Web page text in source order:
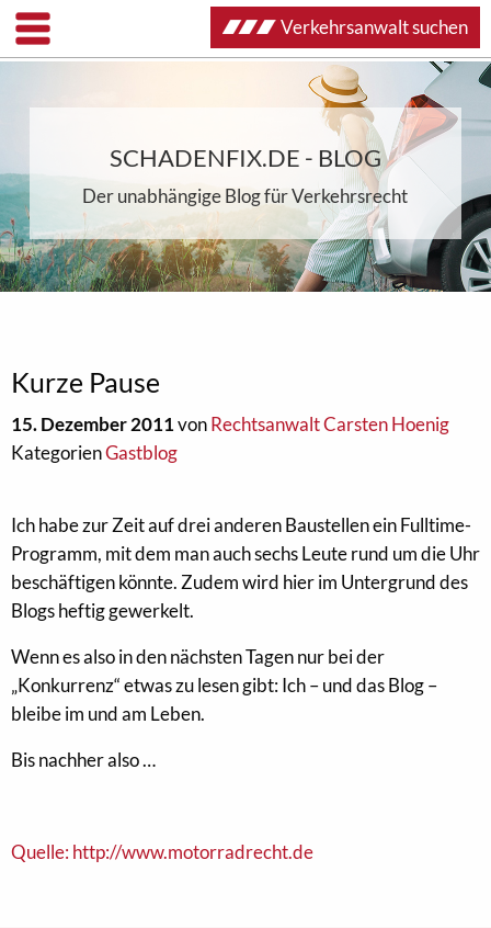
SCHADENFIX.DE - BLOG
Der unabhängige Blog für Verkehrsrecht
Kurze Pause
15. Dezember 2011vonRechtsanwalt Carsten Hoenig
KategorienGastblog
Ich habe zur Zeit auf drei anderen Baustellen ein Fulltime-
Programm, mit dem man auch sechs Leute rund um die Uhr
beschäftigen könnte. Zudem wird hier im Untergrund des
Blogs heftig gewerkelt.
Wenn es also in den nächsten Tagen nur bei der
„Konkurrenz“ etwas zu lesen gibt: Ich – und das Blog –
bleibe im und am Leben.
Bis nachher also …
Quelle: http://www.motorradrecht.de
Verkehrsanwalt suchen